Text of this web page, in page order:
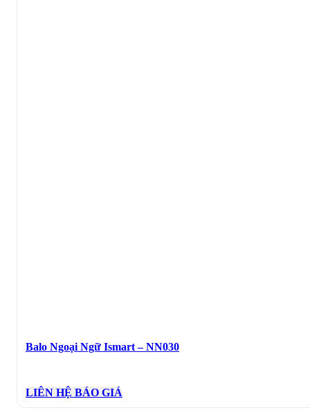
Balo Ngoại Ngữ Ismart – NN030
LIÊN HỆ BÁO GIÁ